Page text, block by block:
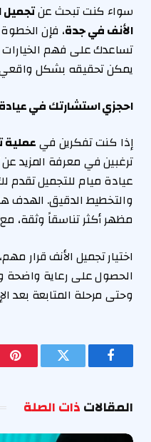
سواء كنت تبحث عنتجميل
الأنف في جدة، فإن
تساعدك على فهم الخيارات
يمكن تحقيقه بشكل
احجزي استشارتك في
إذا كنت تفكرين فيعملية
ترغبين في معرفة المزيد عن
عيادة ميام للتجميل تقدم لك
والتخطيط الدقيق.
مظهر أكثر تناسقاً وثقة،
اختيار تجميل الأنف قرار
الحصول على رعاية
وحتى مرحلة المتابعة بعد
فيسبوك تويتر
المقالاتذات الصلة